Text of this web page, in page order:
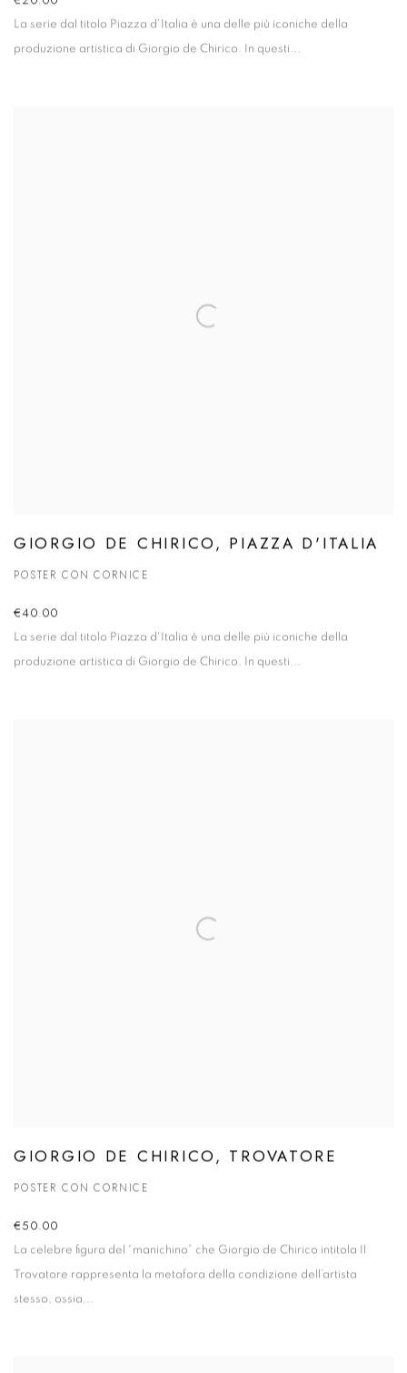
La serie dal titolo Piazza d'Italia è una delle più iconiche della
produzione artistica di Giorgio de Chirico. In questi...
GIORGIO DE CHIRICO, PIAZZA D'ITALIA
POSTER CON CORNICE
€40.00
La serie dal titolo Piazza d'Italia è una delle più iconiche della
produzione artistica di Giorgio de Chirico. In questi...
GIORGIO DE CHIRICO, TROVATORE
POSTER CON CORNICE
€50.00
La celebre figura del “manichino” che Giorgio de Chirico intitola Il
Trovatore rappresenta la metafora della condizione dell’artista
stesso, ossia...